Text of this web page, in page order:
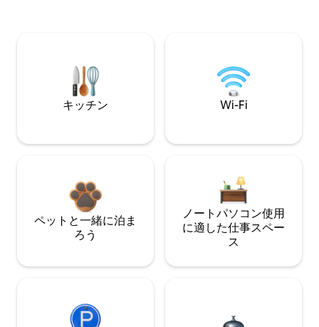
キッチン Wi-Fi
ペットと一緒に泊ま
ろう
ノートパソコン使用
に適した仕事スペー
ス